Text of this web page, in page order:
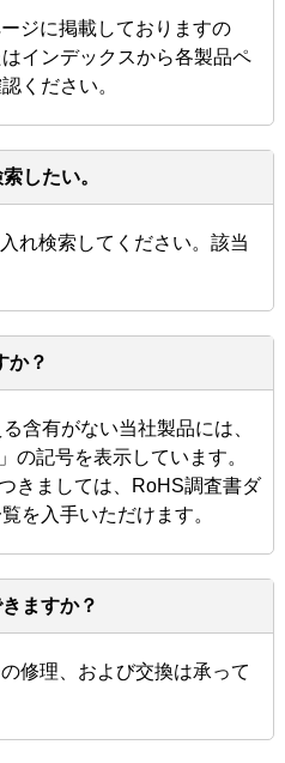
ジに掲載しておりますの
インデックスから各製品ペ
ください。
したい。
れ検索してください。該当
か？
含有がない当社製品には、
の記号を表示しています。
きましては、RoHS調査書ダ
を入手いただけます。
ますか？
修理、および交換は承って